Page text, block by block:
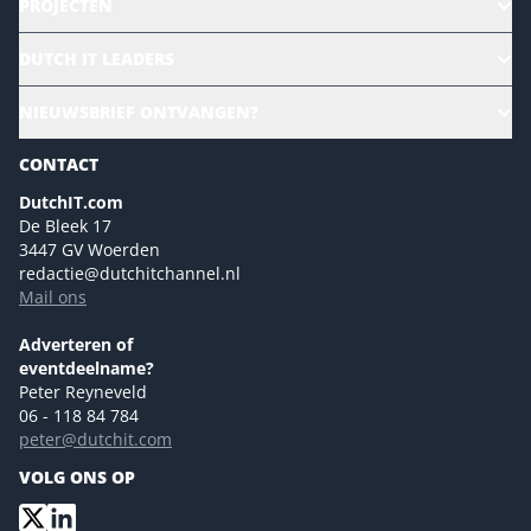
Sustainability | Green IT
Marketing- en contentmogelijkheden 2026
Events- en sponsormogelijkheden 2026
Ons team
Colofon
Tip de redactie
Versturen
CONTACT
DutchIT.com
De Bleek 17
3447 GV Woerden
redactie@dutchitchannel.nl
Mail ons
Adverteren of
eventdeelname?
Peter Reyneveld
06 - 118 84 784
peter@dutchit.com
VOLG ONS OP